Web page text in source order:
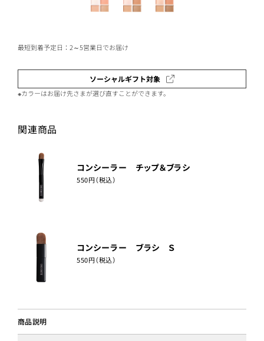
最短到着予定日：2～5営業日でお届け
ソーシャルギフト対象
※カラーはお届け先さまが選び直すことができます。
関連商品
コンシーラー チップ＆ブラシ
550円（税込）
コンシーラー ブラシ Ｓ
550円（税込）
商品説明